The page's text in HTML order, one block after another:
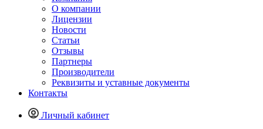
О компании
Лицензии
Новости
Статьи
Отзывы
Партнеры
Производители
Реквизиты и уставные документы
Контакты
Личный кабинет